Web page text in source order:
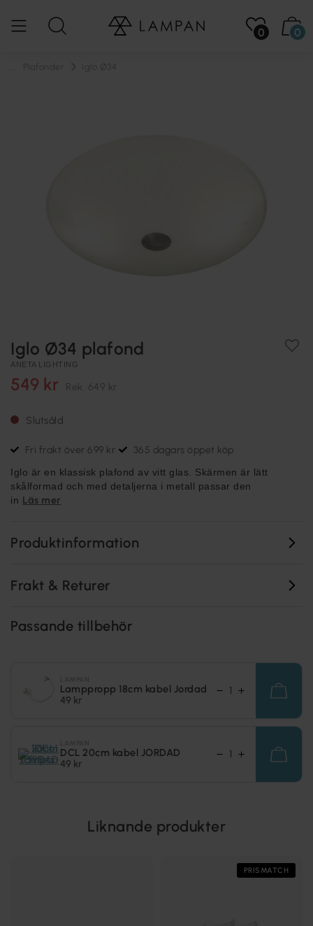
0 0
Iglo Ø34 plafond
ANETA LIGHTING
549 kr Rek. 649 kr
Slutsåld
Fri frakt över 699 kr 365 dagars öppet köp
Iglo är en klassisk plafond av vitt glas. Skärmen är lätt
skålformad och med detaljerna i metall passar den
in Läs mer
Produktinformation
Frakt & Returer
Passande tillbehör
Lamppropp 18cm kabel Jordad
49 kr
DCL 20cm kabel JORDAD
49 kr
Liknande produkter
PRISMATCH